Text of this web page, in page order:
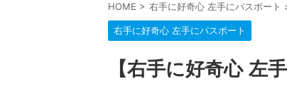
HOME > 右手に好奇心 左手にパスポート
右手に好奇心 左手にパスポート
【右手に好奇心